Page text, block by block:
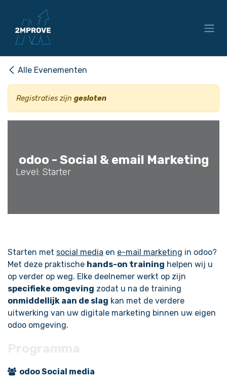
Alle Evenementen
Registraties zijn gesloten
odoo - Social & email Marketing
Level: Starter
Starten met social media en e-mail marketing in odoo?
Met deze praktische hands-on training helpen wij u
op verder op weg. Elke deelnemer werkt op zijn
specifieke omgeving zodat u na de training
onmiddellijk aan de slag kan met de verdere
uitwerking van uw digitale marketing binnen uw eigen
odoo omgeving.
odoo Social media